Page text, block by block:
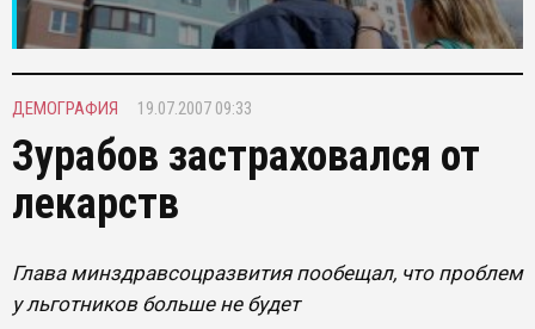
ДЕМОГРАФИЯ 19.07.2007 09:33
Зурабов застраховался от
лекарств
Глава минздравсоцразвития пообещал, что проблем
у льготников больше не будет